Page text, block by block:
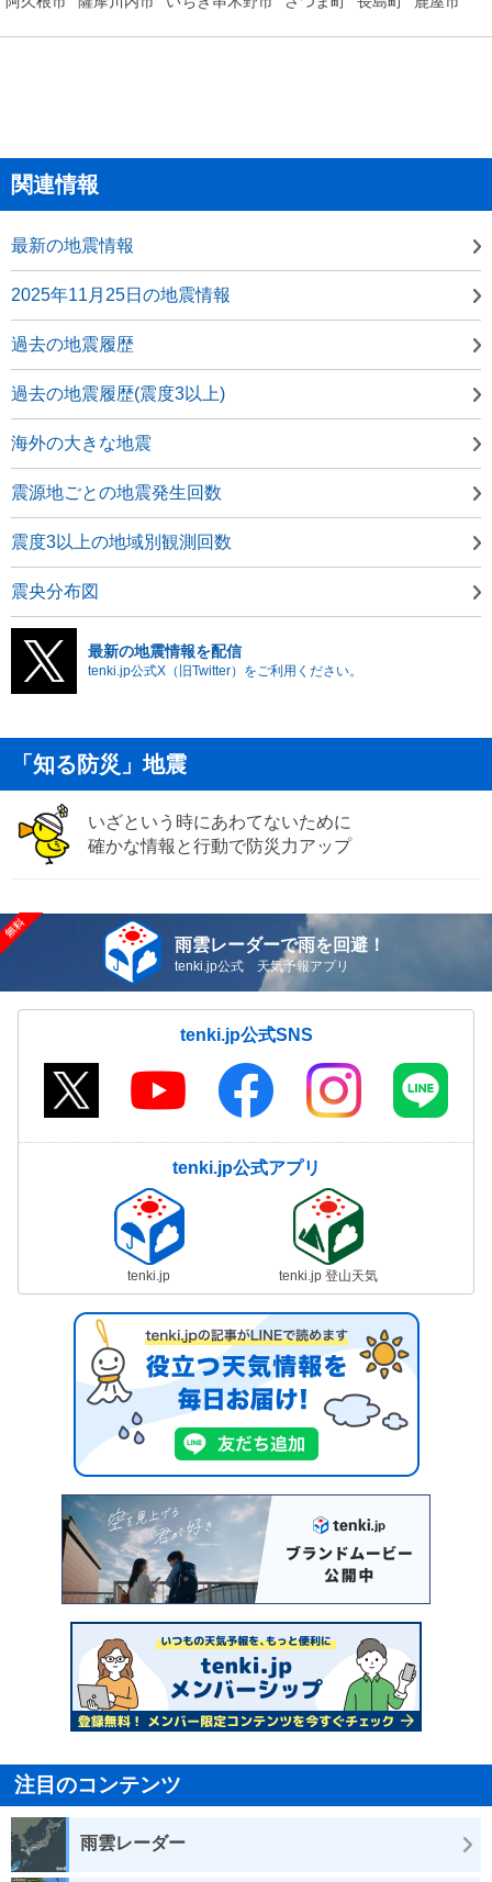
関連情報
最新の地震情報
2025年11月25日の地震情報
過去の地震履歴
過去の地震履歴(震度3以上)
海外の大きな地震
震源地ごとの地震発生回数
震度3以上の地域別観測回数
震央分布図
最新の地震情報を配信
tenki.jp公式X（旧Twitter）をご利用ください。
「知る防災」地震
いざという時にあわてないために
確かな情報と行動で防災力アップ
雨雲レーダーで雨を回避！
tenki.jp公式 天気予報アプリ
tenki.jp公式SNS
tenki.jp公式アプリ
tenki.jp tenki.jp 登山天気
注目のコンテンツ
雨雲レーダー